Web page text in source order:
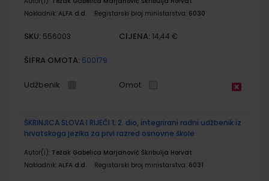
Nakladnik: ALFA d.d. Registarski broj ministarstva: 6030
SKU: 556003 CIJENA: 14,44 €
ŠIFRA OMOTA: 500179
Udžbenik Omot
ŠKRINJICA SLOVA I RIJEČI 1; 2. dio, integrirani radni udžbenik iz
hrvatskoga jezika za prvi razred osnovne škole
Autor(i): Težak Gabelica Marjanović Škribulja Horvat
Nakladnik: ALFA d.d. Registarski broj ministarstva: 6031